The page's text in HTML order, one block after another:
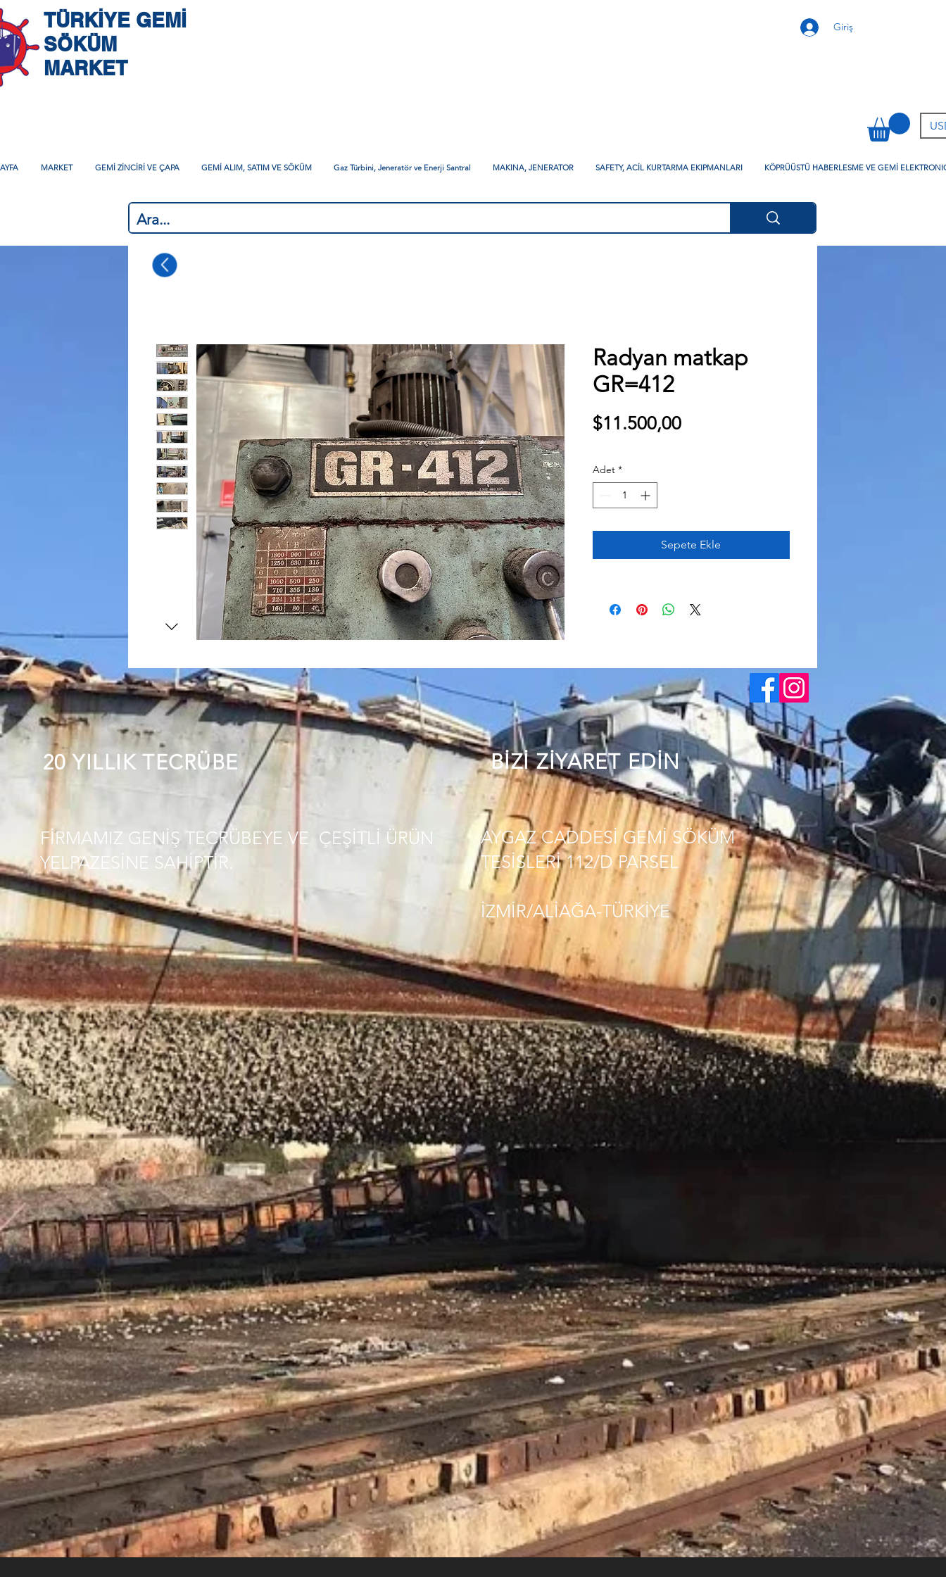
TÜRKİYE GEMİ
SÖKÜM
MARKET
Giriş
MARKET GEMİ ZİNCİRİ VE ÇAPA GEMİ ALIM, SATIM VE SÖKÜM Gaz Türbini, Jeneratör ve Enerji Santral MAKINA, JENERATOR SAFETY, ACİL KURTARMA EKIPMANLARI KÖPRÜÜSTÜ HABERLESME VE GEMİ
Radyan matkap
GR=412
$11.500,00Fiyat
Adet *
Sepete Ekle
20 YILLIK TECRÜBE
FİRMAMIZ GENİŞ TECRÜBEYE VE ÇEŞİTLİ ÜRÜN
YELPAZESİNE SAHİPTİR.
BİZİ ZİYARET EDİN
AYGAZ CADDESİ GEMİ SÖKÜM
TESİSLERİ 112/D PARSEL
İZMİR/ALİAĞA-TÜRKİYE